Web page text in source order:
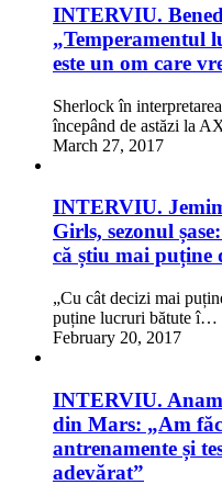
INTERVIU.
„Temperamentul
este un om care
Sherlock în
începând de astăzi la
March 27, 2017
INTERVIU.
Girls, sezonul
că știu mai puține
„Cu cât decizi mai
puține lucruri bătute î…
February 20, 2017
INTERVIU.
din Mars: „Am
antrenamente și
adevărat”